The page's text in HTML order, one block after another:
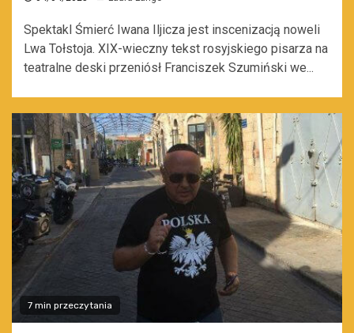
Spektakl Śmierć Iwana Iljicza jest inscenizacją noweli
Lwa Tołstoja. XIX-wieczny tekst rosyjskiego pisarza na
teatralne deski przeniósł Franciszek Szumiński we...
7 min przeczytania